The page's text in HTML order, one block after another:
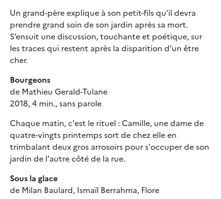
Un grand-père explique à son petit-fils qu’il devra
prendre grand soin de son jardin après sa mort.
S’ensuit une discussion, touchante et poétique, sur
les traces qui restent après la disparition d’un être
cher.
Bourgeons
de Mathieu Gerald-Tulane
2018, 4 min., sans parole
Chaque matin, c'est le rituel : Camille, une dame de
quatre-vingts printemps sort de chez elle en
trimbalant deux gros arrosoirs pour s'occuper de son
jardin de l'autre côté de la rue.
Sous la glace
de Milan Baulard, Ismaïl Berrahma, Flore